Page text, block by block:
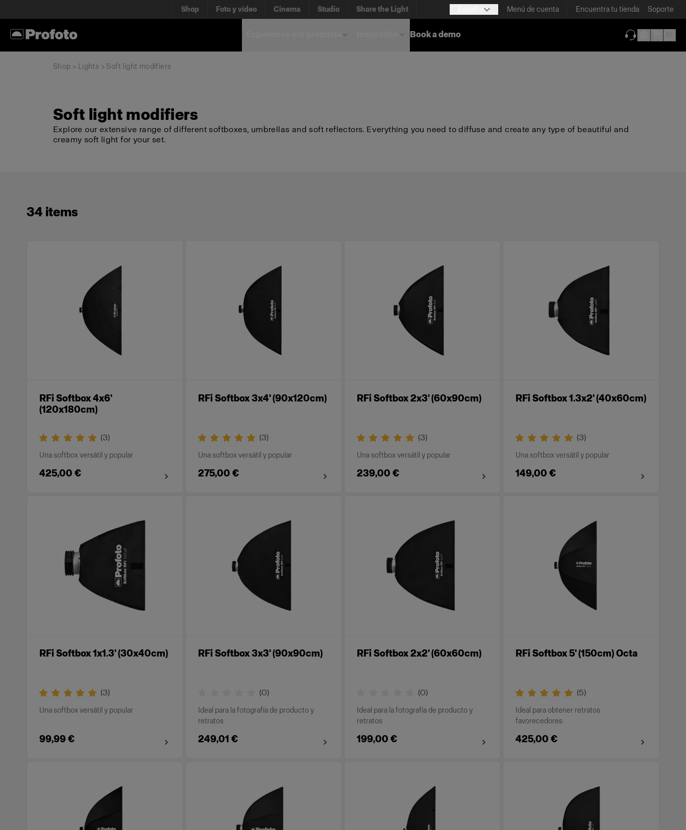
Shop Foto y vídeo Cinema Studio Share the Light Menú de cuenta Encuentra tu tienda Soporte
Book a demo
Shop > Lights > Soft light modifiers
Soft light modifiers
Explore our extensive range of different softboxes, umbrellas and soft reflectors. Everything you need to diffuse and create any type of beautiful and
creamy soft light for your set.
34 items
RFi Softbox 4x6'
(120x180cm)
(3)
Una softbox versátil y popular
425,00 €
RFi Softbox 3x4' (90x120cm)
(3)
Una softbox versátil y popular
275,00 €
RFi Softbox 2x3' (60x90cm)
(3)
Una softbox versátil y popular
239,00 €
RFi Softbox 1.3x2' (40x60cm)
(3)
Una softbox versátil y popular
149,00 €
RFi Softbox 1x1.3' (30x40cm)
(3)
Una softbox versátil y popular
99,99 €
RFi Softbox 3x3' (90x90cm)
(0)
Ideal para la fotografía de producto y
retratos
249,01 €
RFi Softbox 2x2' (60x60cm)
(0)
Ideal para la fotografía de producto y
retratos
199,00 €
RFi Softbox 5' (150cm) Octa
(5)
Ideal para obtener retratos
favorecedores
425,00 €